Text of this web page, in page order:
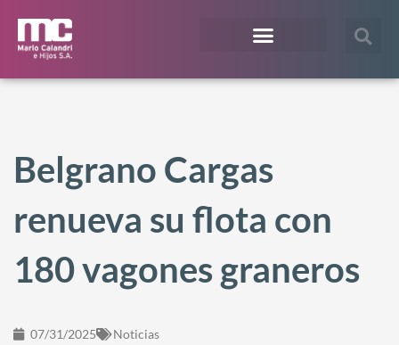
Belgrano Cargas
renueva su flota con
180 vagones graneros
07/31/2025 Noticias